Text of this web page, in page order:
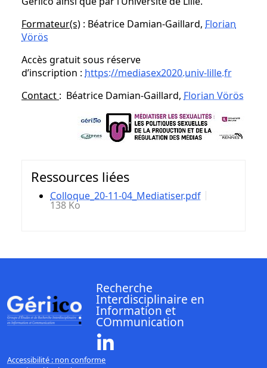
Formateur(s) : Béatrice Damian-Gaillard, Florian
Vörös
Accès gratuit sous réserve
d’inscription : https://mediasex2020.univ-lille.fr
Contact : Béatrice Damian-Gaillard, Florian Vörös
Ressources liées
Colloque_20-11-04_Mediatiser.pdf
138 Ko
Recherche
Interdisciplinaire en
Information et
COmmunication
Accessibilité : non conforme